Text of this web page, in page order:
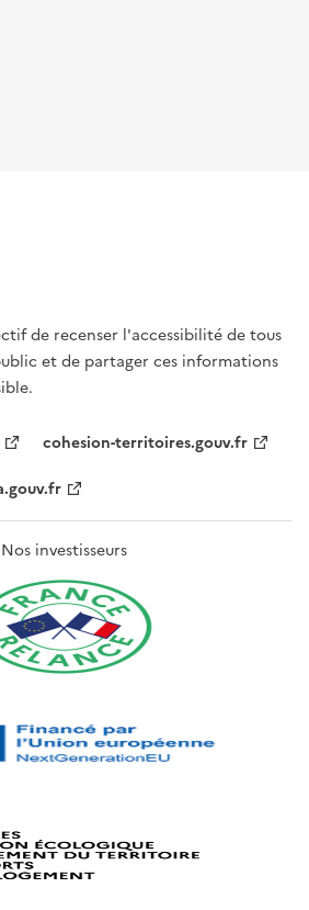
de recenser l'accessibilité de tous
et de partager ces informations
cohesion-territoires.gouv.fr
Nos investisseurs